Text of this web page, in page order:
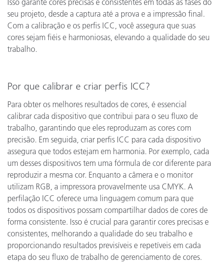
Isso garante cores precisas e consistentes em todas as fases do
seu projeto, desde a captura até a prova e a impressão final.
Com a calibração e os perfis ICC, você assegura que suas
cores sejam fiéis e harmoniosas, elevando a qualidade do seu
trabalho.
Por que calibrar e criar perfis ICC?
Para obter os melhores resultados de cores, é essencial
calibrar cada dispositivo que contribui para o seu fluxo de
trabalho, garantindo que eles reproduzam as cores com
precisão. Em seguida, criar perfis ICC para cada dispositivo
assegura que todos estejam em harmonia. Por exemplo, cada
um desses dispositivos tem uma fórmula de cor diferente para
reproduzir a mesma cor. Enquanto a câmera e o monitor
utilizam RGB, a impressora provavelmente usa CMYK. A
perfilação ICC oferece uma linguagem comum para que
todos os dispositivos possam compartilhar dados de cores de
forma consistente. Isso é crucial para garantir cores precisas e
consistentes, melhorando a qualidade do seu trabalho e
proporcionando resultados previsíveis e repetíveis em cada
etapa do seu fluxo de trabalho de gerenciamento de cores.